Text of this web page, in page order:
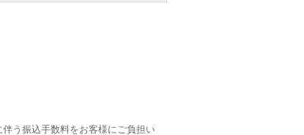
う振込手数料をお客様にご負担い